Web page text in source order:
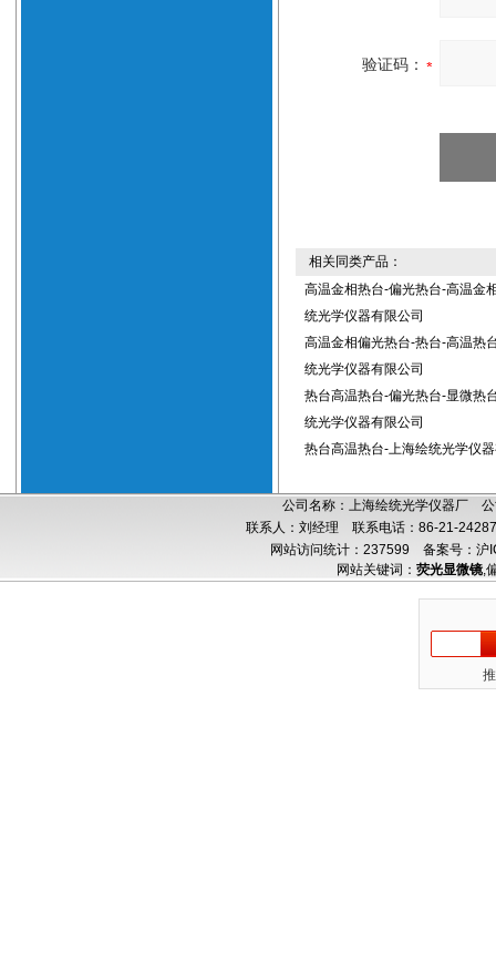
验证码：
相关同类产品：
高温金相热台-偏光热台-高温金
统光学仪器有限公司
高温金相偏光热台-热台-高温热
统光学仪器有限公司
热台高温热台-偏光热台-显微热
统光学仪器有限公司
热台高温热台-上海绘统光学仪
公司名称：上海绘统光学仪器厂
联系人：刘经理 联系电话：86-21-
网站访问统计：237599 备案号：沪
网站关键词： 荧光显微镜,